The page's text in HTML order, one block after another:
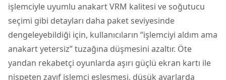
işlemciyle uyumlu anakart VRM kalitesi ve soğutucu
seçimi gibi detayları daha paket seviyesinde
dengeleyebildiği için, kullanıcıların “işlemciyi aldım ama
anakart yetersiz” tuzağına düşmesini azaltır. Öte
yandan rekabetçi oyunlarda aşırı güçlü ekran kartı ile
nispeten zayıf işlemci eşleşmesi, düşük ayarlarda